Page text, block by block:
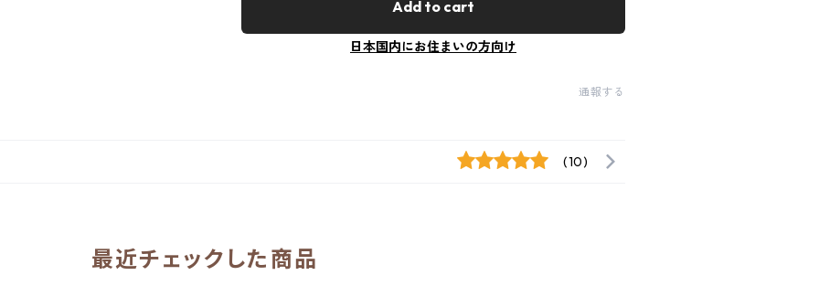
Add to cart
日本国内にお住まいの方向け
通報する
(10)
最近チェックした商品